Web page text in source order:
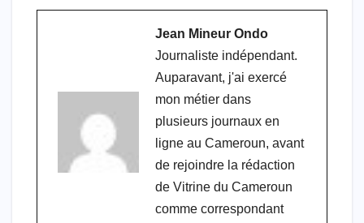
Jean Mineur Ondo
Journaliste indépendant.
Auparavant, j'ai exercé
mon métier dans
plusieurs journaux en
ligne au Cameroun, avant
de rejoindre la rédaction
de Vitrine du Cameroun
comme correspondant